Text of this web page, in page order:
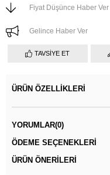
Fiyat Düşünce Haber Ver
Gelince Haber Ver
TAVSIYE ET
ÜRÜN ÖZELLIKLERI
YORUMLAR(0)
ÖDEME SEÇENEKLERI
ÜRÜN ÖNERILERI